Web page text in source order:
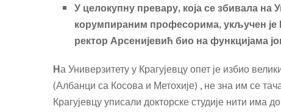
У целокупну превару, која сезбивалана
корумпираним професорима,укључен је
ректор Арсенијевићбио на функцијама
На Универзитету у Крагујевцу опет је избио
(Албанци са Косова и Метохије) , не зна им се
Крагујевцу уписали докторске студије нити има